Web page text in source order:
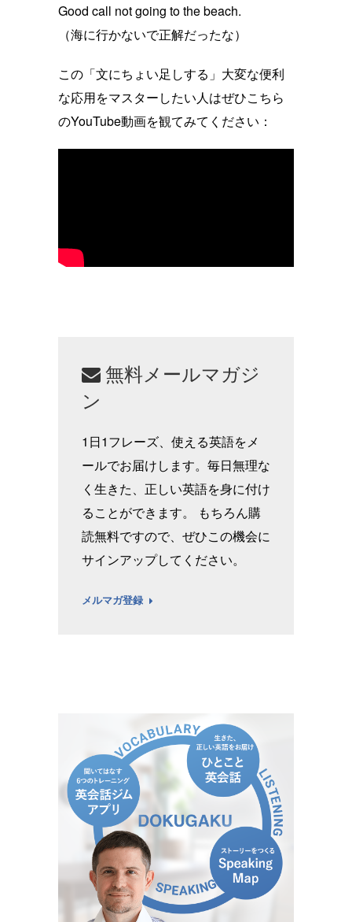
Good call not going to the beach.
（海に行かないで正解だったな）
この「文にちょい足しする」大変な便利
な応用をマスターしたい人はぜひこちら
のYouTube動画を観てみてください：
無料メールマガジ
ン
1日1フレーズ、使える英語をメ
ールでお届けします。毎日無理な
く生きた、正しい英語を身に付け
ることができます。 もちろん購
読無料ですので、ぜひこの機会に
サインアップしてください。
メルマガ登録